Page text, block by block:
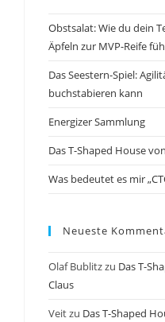
Obstsalat: Wie du dein
Äpfeln zur MVP-Reife
Das Seestern-Spiel:
buchstabieren kann
Energizer Sammlung
Das T-Shaped House
Was bedeutet es mir
Neueste
Olaf Bublitzzu Das T-
Claus
Veitzu Das T-Shaped